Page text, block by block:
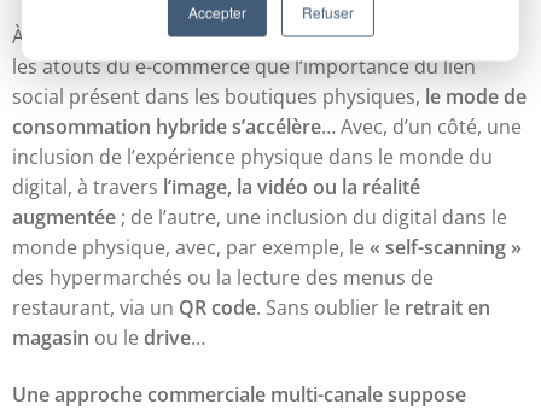
Accepter Refuser
À la faveur d’une crise sanitaire, ayant prôné aussi bien
les atouts du e-commerce que l’importance du lien
social présent dans les boutiques physiques, le mode de
consommation hybride s’accélère… Avec, d’un côté, une
inclusion de l’expérience physique dans le monde du
digital, à travers l’image, la vidéo ou la réalité
augmentée ; de l’autre, une inclusion du digital dans le
monde physique, avec, par exemple, le « self-scanning »
des hypermarchés ou la lecture des menus de
restaurant, via un QR code. Sans oublier le retrait en
magasin ou le drive…
Une approche commerciale multi-canale suppose